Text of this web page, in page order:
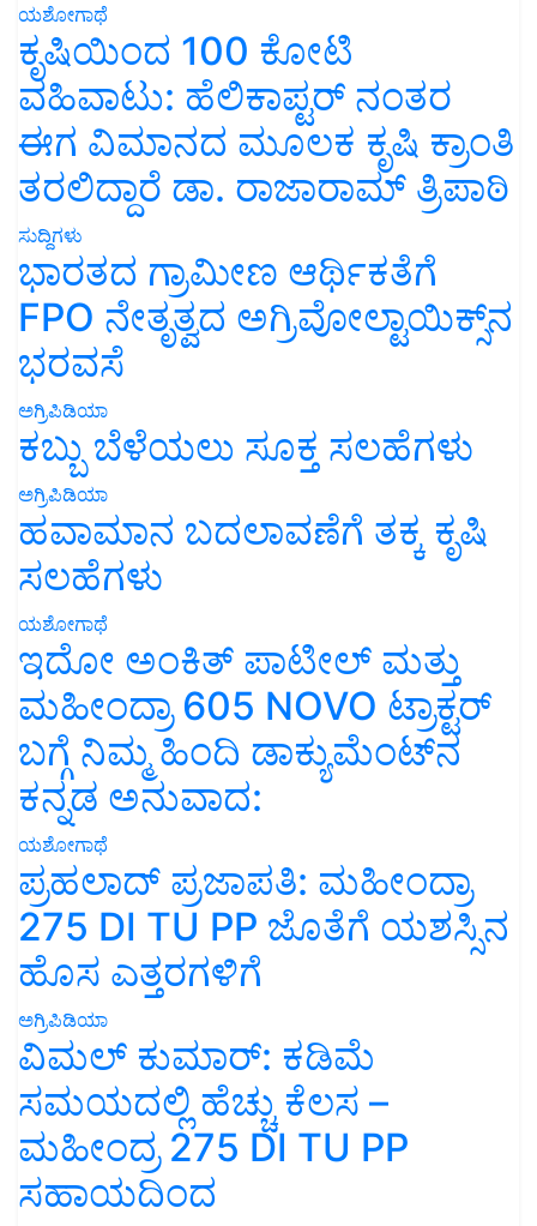
ಯಶೋಗಾಥೆ
ಕೃಷಿಯಿಂದ 100 ಕೋಟಿ
ವಹಿವಾಟು: ಹೆಲಿಕಾಪ್ಟರ್ ನಂತರ
ಈಗ ವಿಮಾನದ ಮೂಲಕ ಕೃಷಿ ಕ್ರಾಂತಿ
ತರಲಿದ್ದಾರೆ ಡಾ. ರಾಜಾರಾಮ್ ತ್ರಿಪಾಠಿ
ಸುದ್ದಿಗಳು
ಭಾರತದ ಗ್ರಾಮೀಣ ಆರ್ಥಿಕತೆಗೆ
FPO ನೇತೃತ್ವದ ಅಗ್ರಿವೋಲ್ಟಾಯಿಕ್ಸ್‌ನ
ಭರವಸೆ
ಅಗ್ರಿಪಿಡಿಯಾ
ಕಬ್ಬು ಬೆಳೆಯಲು ಸೂಕ್ತ ಸಲಹೆಗಳು
ಅಗ್ರಿಪಿಡಿಯಾ
ಹವಾಮಾನ ಬದಲಾವಣೆಗೆ ತಕ್ಕ ಕೃಷಿ
ಸಲಹೆಗಳು
ಯಶೋಗಾಥೆ
ಇದೋ ಅಂಕಿತ್ ಪಾಟೀಲ್ ಮತ್ತು
ಮಹೀಂದ್ರಾ 605 NOVO ಟ್ರಾಕ್ಟರ್
ಬಗ್ಗೆ ನಿಮ್ಮ ಹಿಂದಿ ಡಾಕ್ಯುಮೆಂಟ್‌ನ
ಕನ್ನಡ ಅನುವಾದ:
ಯಶೋಗಾಥೆ
ಪ್ರಹಲಾದ್ ಪ್ರಜಾಪತಿ: ಮಹೀಂದ್ರಾ
275 DI TU PP ಜೊತೆಗೆ ಯಶಸ್ಸಿನ
ಹೊಸ ಎತ್ತರಗಳಿಗೆ
ಅಗ್ರಿಪಿಡಿಯಾ
ವಿಮಲ್ ಕುಮಾರ್: ಕಡಿಮೆ
ಸಮಯದಲ್ಲಿ ಹೆಚ್ಚು ಕೆಲಸ –
ಮಹೀಂದ್ರ 275 DI TU PP
ಸಹಾಯದಿಂದ